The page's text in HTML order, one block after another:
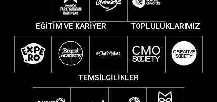
EĞİTİM VE KARİYER TOPLULUKLARIMIZ
TEMSİLCİLİKLER